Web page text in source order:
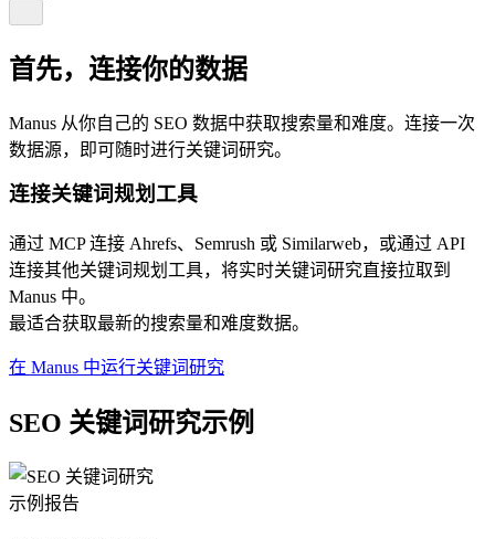
首先，连接你的数据
Manus 从你自己的 SEO 数据中获取搜索量和难度。连接一次
数据源，即可随时进行关键词研究。
连接关键词规划工具
通过 MCP 连接 Ahrefs、Semrush 或 Similarweb，或通过 API
连接其他关键词规划工具，将实时关键词研究直接拉取到
Manus 中。
最适合获取最新的搜索量和难度数据。
在 Manus 中运行关键词研究
SEO 关键词研究示例
示例报告